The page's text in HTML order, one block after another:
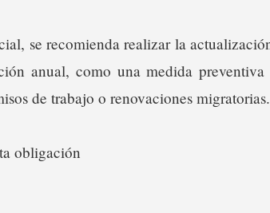
se recomienda realizar la
anual, como una medida
de trabajo o renovaciones migratorias.
obligación